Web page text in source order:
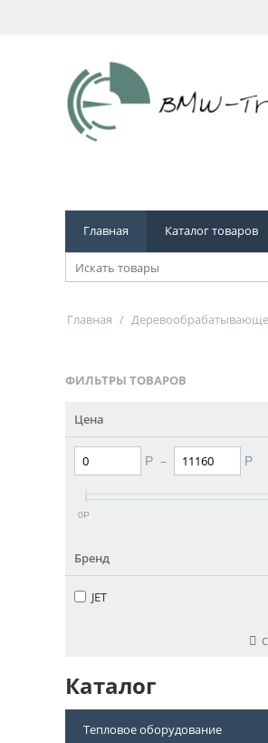
Главная Каталог товаров
Главная /
ФИЛЬТРЫ ТОВАРОВ
Цена
Р – Р
0Р
Бренд
JET
Каталог
Тепловое оборудование